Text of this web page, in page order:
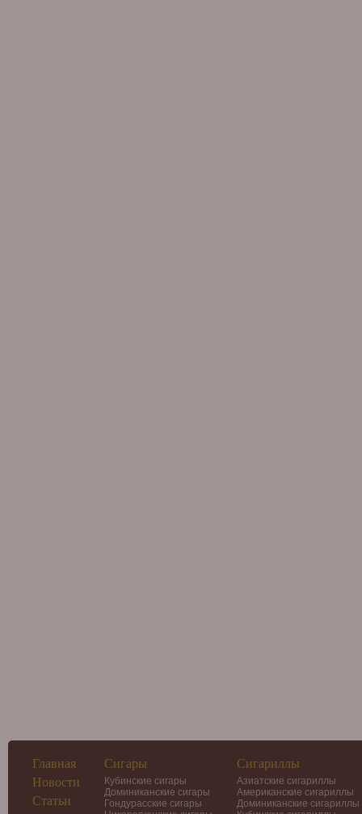
Главная
Новости
Статьи
Сигары
Кубинские сигары
Доминиканские сигары
Гондурасские сигары
Сигариллы
Азиатские сигариллы
Американские сигариллы
Доминиканские сигариллы